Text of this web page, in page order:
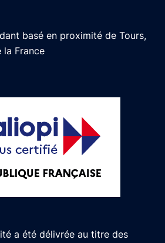
basé en proximité de Tours,
la France
a été délivrée au titre des